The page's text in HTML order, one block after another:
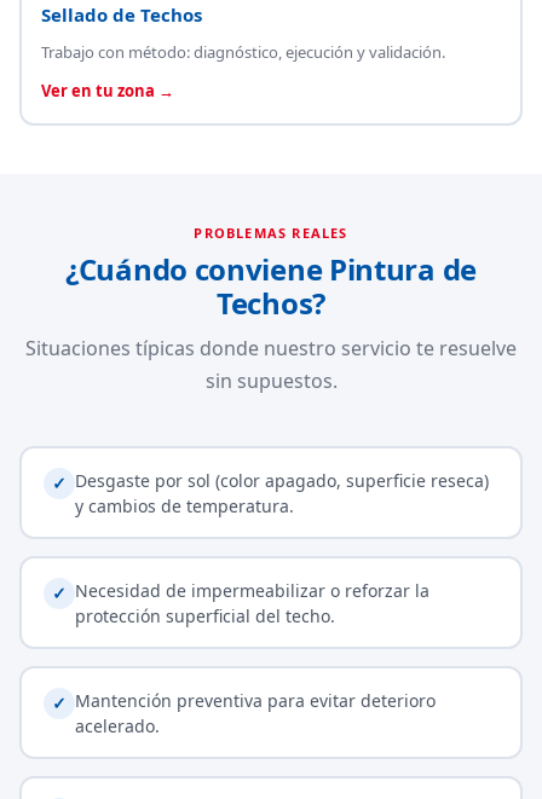
Sellado de Techos
Trabajo con método: diagnóstico, ejecución y validación.
Ver en tu zona →
PROBLEMAS REALES
¿Cuándo conviene Pintura de
Techos?
Situaciones típicas donde nuestro servicio te resuelve
sin supuestos.
✓ Desgaste por sol (color apagado, superficie reseca)
y cambios de temperatura.
✓ Necesidad de impermeabilizar o reforzar la
protección superficial del techo.
✓ Mantención preventiva para evitar deterioro
acelerado.